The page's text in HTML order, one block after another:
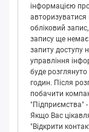
інформацією
обліковий
запису ще
запиту доступу
управління
буде
годин. Після
побачити
"Підприємства"
Якщо Вас
"Відкрити